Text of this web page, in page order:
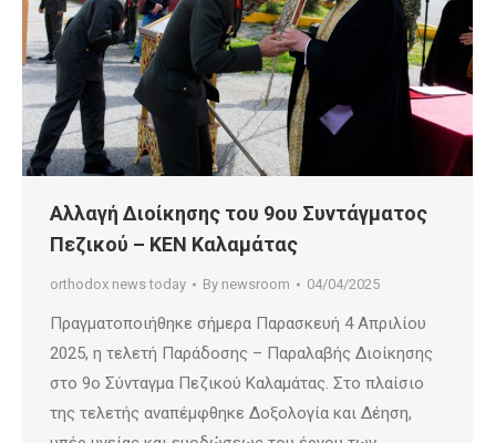
Αλλαγή Διοίκησης του 9ου Συντάγματος
Πεζικού – ΚΕΝ Καλαμάτας
orthodox news today By newsroom 04/04/2025
Πραγματοποιήθηκε σήμερα Παρασκευή 4 Απριλίου
2025, η τελετή Παράδοσης – Παραλαβής Διοίκησης
στο 9ο Σύνταγμα Πεζικού Καλαμάτας. Στο πλαίσιο
της τελετής αναπέμφθηκε Δοξολογία και Δέηση,